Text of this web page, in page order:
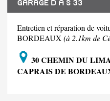
GARAGE D A S 33
Entretien et réparation de
BORDEAUX (à 2.1km de
30 CHEMIN DU
CAPRAIS DE